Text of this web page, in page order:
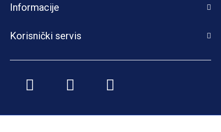
Informacije
Korisnički servis